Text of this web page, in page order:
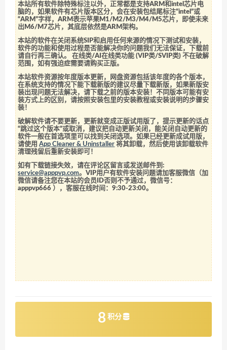
本站所有软件除特殊标注以外，正常都是支持ARM和intel芯片电
脑的，如果软件有芯片版本区分，会在安装包结尾标注“intel”或
“ARM”字样，ARM表示苹果M1/M2/M3/M4/M5芯片，即使未来
出M6/M7芯片，其底层依然是ARM架构。
本站的软件在关闭系统SIP和启用任何来源的情况下测试和安装，
软件的功能和使用过程是否能解决你的问题我们无法保证，下载前
请自行再三确认。 在线类/AI在线类功能 (VIP类/SVIP类) 不在破解
范围，如有强迫症需要请购买正版。
本站软件资源按年度版本更新，网盘资源包括该年度的各个版本，
在系统支持的情况下能下载新版的建议尽量下载新版，如果新版安
装出现问题无法解决，请下载之前的版本安装！不同版本可能有安
装方式上的区别，请按照安装包里的安装教程或安装说明的步骤安
装！
破解软件请不要更新，更新就变成正版试用版了，提示更新的话点
“跳过这个版本”或取消，建议把自动更新关闭，能关闭自动更新的
软件一般在首选项里可以找到关闭选项。如果已经更新成试用版，
请使用App Cleaner & Uninstaller 将其卸载，然后使用该卸载软件
清理残留后重新安装即可！
如有下载链接失效，请在评论区留言或发送邮件到:
service@apppvp.com。VIP用户有软件安装问题请加客服微信（加
微信请备注您在本站的会员ID否则不予通过，微信号：
apppvp666 ），客服在线时间：9:30-23:00。
8 积分